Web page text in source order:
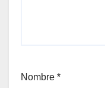
Nombre *